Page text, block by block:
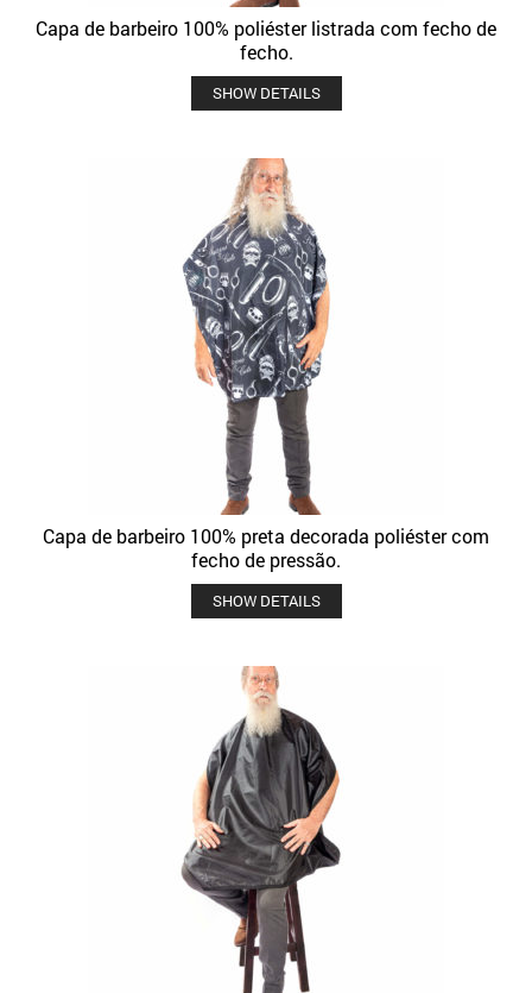
Capa de barbeiro 100% poliéster listrada com fecho de
fecho.
SHOW DETAILS
Capa de barbeiro 100% preta decorada poliéster com
fecho de pressão.
SHOW DETAILS